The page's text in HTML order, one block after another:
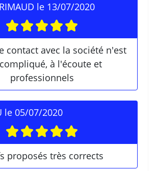
le 13/07/2020
contact avec la société n'est
à l'écoute et
professionnels
le 05/07/2020
proposés très corrects